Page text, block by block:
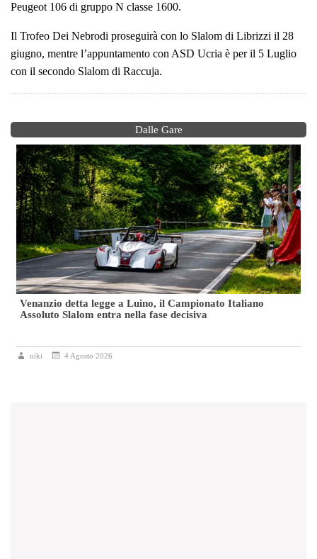
Peugeot 106 di gruppo N classe 1600.
Il Trofeo Dei Nebrodi proseguirà con lo Slalom di Librizzi il 28
giugno, mentre l’appuntamento con ASD Ucria è per il 5 Luglio
con il secondo Slalom di Raccuja.
Dalle Gare
Venanzio detta legge a Luino, il Campionato Italiano
Assoluto Slalom entra nella fase decisiva
niki 4 Agosto 2026